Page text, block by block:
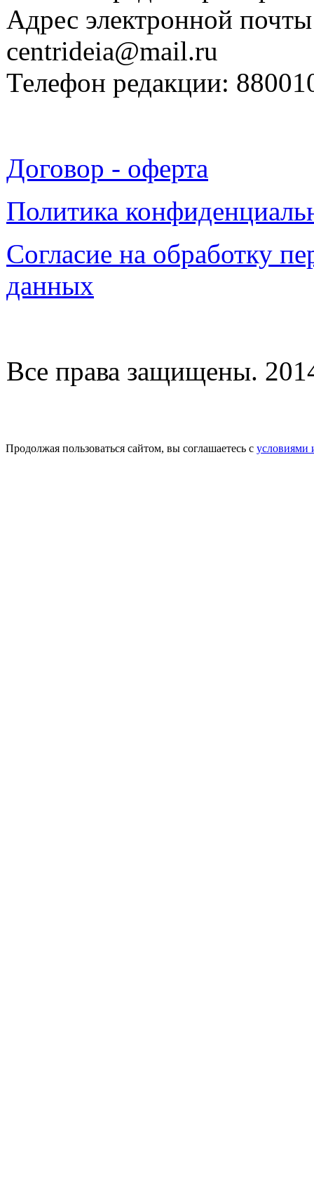
Адрес электронной
centrideia@mail.ru
Телефон редакции:
Договор - оферта
Политика
Согласие на обработку
данных
Все права защищены.
Продолжая пользоваться сайтом, вы соглашаетесь с условиями